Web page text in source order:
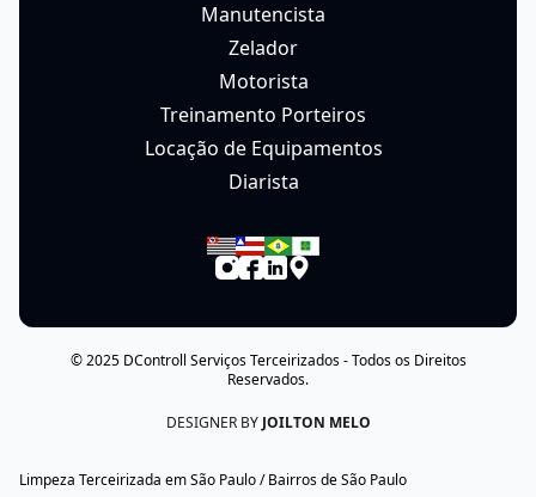
Manutencista
Zelador
Motorista
Treinamento Porteiros
Locação de Equipamentos
Diarista
© 2025 DControll Serviços Terceirizados- Todos os Direitos
Reservados.
DESIGNER BY JOILTON MELO
Limpeza Terceirizada em São Paulo / Bairros de São Paulo